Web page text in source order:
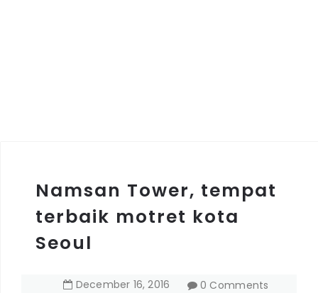
Namsan Tower, tempat
terbaik motret kota
Seoul
December 16,2016 0 Comments